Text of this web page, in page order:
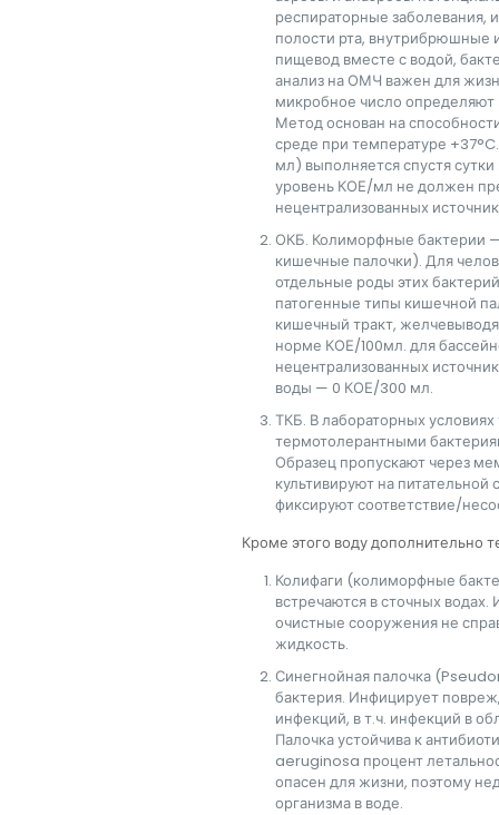
респираторные заболевания,
полости рта, внутрибрюшные
пищевод вместе с водой,
анализ на ОМЧ важен для
микробное число определяют
Метод основан на
среде при температуре
мл) выполняется спустя
уровень КОЕ/мл не должен
нецентрализованных
ОКБ. Колиморфные бактерии
кишечные палочки). Для
отдельные роды этих
патогенные типы кишечной
кишечный тракт,
норме КОЕ/100мл. для
нецентрализованных
воды — 0 КОЕ/300 мл.
ТКБ. В лабораторных
термотолерантными
Образец пропускают через
культивируют на
фиксируют соответствие/
Кроме этого воду дополнительно
Колифаги (колиморфные
встречаются в сточных
очистные сооружения не
жидкость.
Синегнойная палочка
бактерия. Инфицирует
инфекций, в т.ч. инфекций в
Палочка устойчива к
aeruginosa процент
опасен для жизни, поэтому
организма в воде.